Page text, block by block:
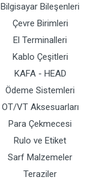
Bilgisayar Bileşenleri
Çevre Birimleri
El Terminalleri
Kablo Çeşitleri
KAFA - HEAD
Ödeme Sistemleri
OT/VT Aksesuarları
Para Çekmecesi
Rulo ve Etiket
Sarf Malzemeler
Teraziler